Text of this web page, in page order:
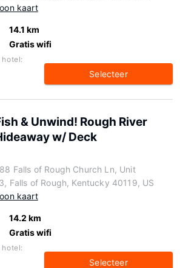
kaart
14.1 km
Gratis wifi
hotel:
Selecteer
& Unwind! Rough River
w/ Deck
Falls of Rough Church Ln, Unit
Falls of Rough, Kentucky 40119, US
kaart
14.2 km
Gratis wifi
hotel:
Selecteer